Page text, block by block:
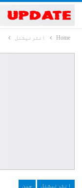
Home انٹرنیشنل
انٹرنیشنل چین